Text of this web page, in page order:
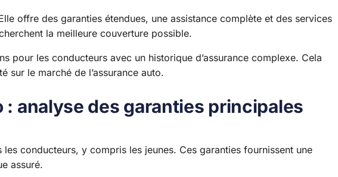
offre des garanties étendues, une assistance complète et des services
la meilleure couverture possible.
pour les conducteurs avec un historique d’assurance complexe. Cela
sur le marché de l’assurance auto.
: analyse des garanties principales
conducteurs, y compris les jeunes. Ces garanties fournissent une
assuré.